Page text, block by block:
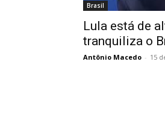
Brasil
Lula está de
tranquiliza o
Antônio Macedo - 15